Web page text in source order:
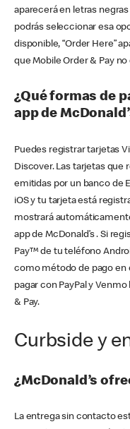
aparecerá en letras
podrás seleccionar esa
disponible, “Order Here”
que Mobile Order & Pay
¿Qué formas de
app de
Puedes registrar tarjetas
Discover. Las tarjetas que
emitidas por un banco de
iOS y tu tarjeta está
mostrará
app de McDonald’s . Si
Pay™ de tu teléfono
como método de pago en
pagar con PayPal y
& Pay.
Curbside y
¿McDonald’s
La entrega sin contacto